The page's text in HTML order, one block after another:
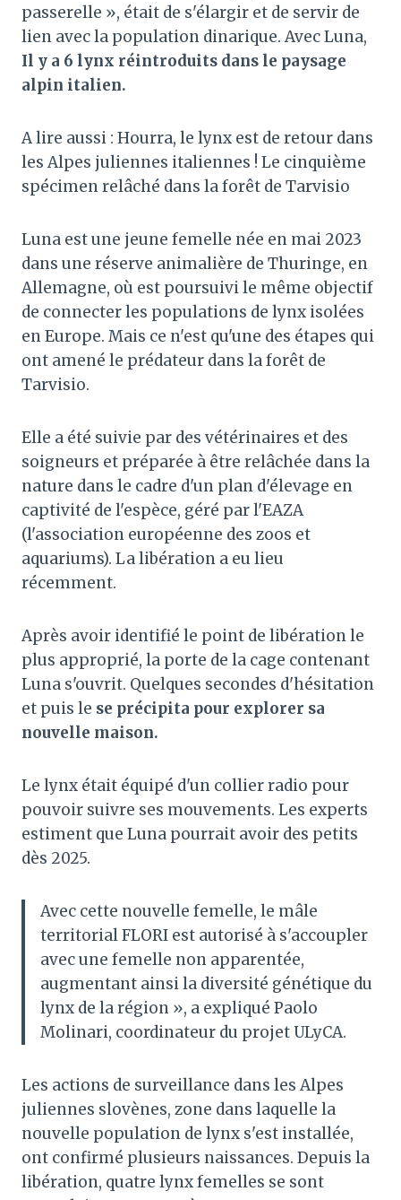
passerelle », était de s'élargir et de servir de
lien avec la population dinarique. Avec Luna,
Il y a 6 lynx réintroduits dans le paysage
alpin italien.
A lire aussi : Hourra, le lynx est de retour dans
les Alpes juliennes italiennes ! Le cinquième
spécimen relâché dans la forêt de Tarvisio
Luna est une jeune femelle née en mai 2023
dans une réserve animalière de Thuringe, en
Allemagne, où est poursuivi le même objectif
de connecter les populations de lynx isolées
en Europe. Mais ce n'est qu'une des étapes qui
ont amené le prédateur dans la forêt de
Tarvisio.
Elle a été suivie par des vétérinaires et des
soigneurs et préparée à être relâchée dans la
nature dans le cadre d'un plan d'élevage en
captivité de l'espèce, géré par l'EAZA
(l'association européenne des zoos et
aquariums). La libération a eu lieu
récemment.
Après avoir identifié le point de libération le
plus approprié, la porte de la cage contenant
Luna s'ouvrit. Quelques secondes d'hésitation
et puis le se précipita pour explorer sa
nouvelle maison.
Le lynx était équipé d'un collier radio pour
pouvoir suivre ses mouvements. Les experts
estiment que Luna pourrait avoir des petits
dès 2025.
Avec cette nouvelle femelle, le mâle
territorial FLORI est autorisé à s'accoupler
avec une femelle non apparentée,
augmentant ainsi la diversité génétique du
lynx de la région », a expliqué Paolo
Molinari, coordinateur du projet ULyCA.
Les actions de surveillance dans les Alpes
juliennes slovènes, zone dans laquelle la
nouvelle population de lynx s'est installée,
ont confirmé plusieurs naissances. Depuis la
libération, quatre lynx femelles se sont